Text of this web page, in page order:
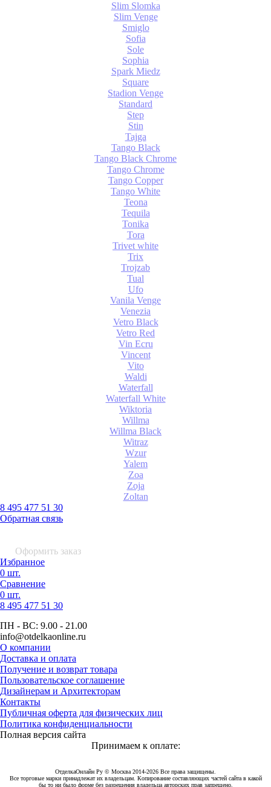
Slim Slomka
Slim Venge
Smiglo
Sofia
Sole
Sophia
Spark Miedz
Square
Stadion Venge
Standard
Step
Stin
Tajga
Tango Black
Tango Black Chrome
Tango Chrome
Tango Copper
Tango White
Teona
Tequila
Tonika
Tora
Trivet white
Trix
Trojzab
Tual
Ufo
Vanila Venge
Venezia
Vetro Black
Vetro Red
Vin Ecru
Vincent
Vito
Waldi
Waterfall
Waterfall White
Wiktoria
Willma
Willma Black
Witraz
Wzur
Yalem
Zoa
Zoja
Zoltan
8 495 477 51 30
Обратная связь
Оформить заказ
Избранное
0 шт.
Сравнение
0 шт.
8 495 477 51 30
ПН - ВС: 9.00 - 21.00
info@otdelkaonline.ru
О компании
Доставка и оплата
Получение и возврат товара
Пользовательское соглашение
Дизайнерам и Архитекторам
Контакты
Публичная оферта для физических лиц
Политика конфиденциальности
Полная версия сайта
Принимаем к оплате:
ОтделкаОнлайн Ру © Москва 2014-2026 Все права защищены.
Все торговые марки принадлежат их владельцам. Копирование составляющих частей сайта в какой
бы то ни было форме без разрешения владельца авторских прав запрещено.